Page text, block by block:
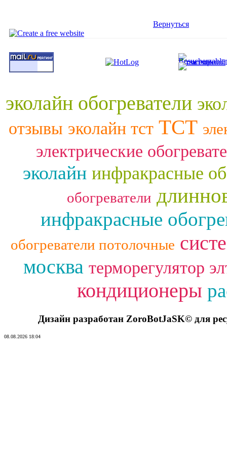
Вернуться
эколайн обогреватели
отзывы эколайн тст ТСТ
электрические
эколайн инфракрасные
обогреватели
инфракрасные
обогреватели потолочные
москва терморегулятор
кондиционеры
Дизайн разработан ZoroBotJaSK© для
08.08.2026 18:04